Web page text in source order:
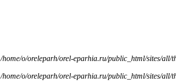
/home/o/oreleparh/orel-eparhia.ru/public_html/sites/all/
/home/o/oreleparh/orel-eparhia.ru/public_html/sites/all/